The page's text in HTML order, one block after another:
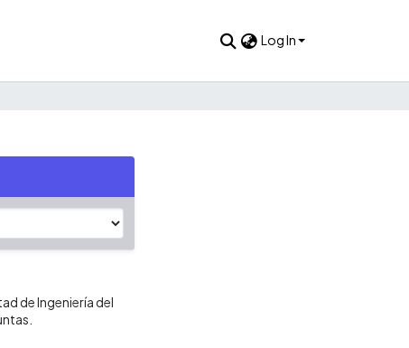
Log In
de Ingeniería del